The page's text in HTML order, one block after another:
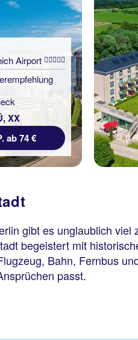
Airport
XX
ab 74 €
gibt es unglaublich
begeistert mit
Bahn, Fernbus
passt.